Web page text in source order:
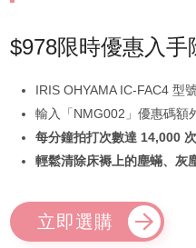
$978限時優惠入手
IRIS OHYAMA IC-FAC4 型
輸入「NMG002」優惠碼額
每分鐘拍打次數達 14,000 次
輕鬆清除床褥上的塵蟎、灰
立即選購